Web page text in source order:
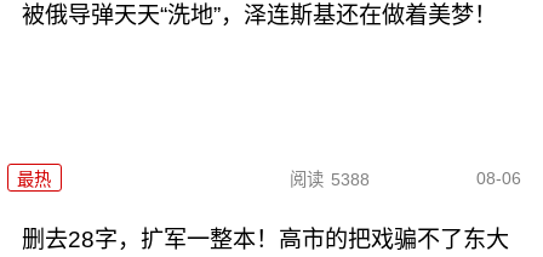
被俄导弹天天“洗地”，泽连斯基还在做着美梦！
最热 阅读 5388 08-06
删去28字，扩军一整本！高市的把戏骗不了东大